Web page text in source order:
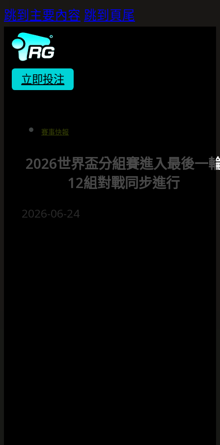
跳到主要內容 跳到頁尾
立即投注
賽事快報
2026世界盃分組賽進入最後一
12組對戰同步進行
2026-06-24